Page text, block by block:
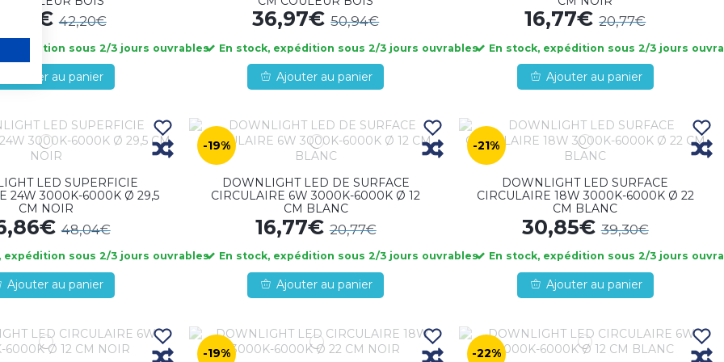
42,20€
expédition sous 2/3 jours ouvrables
Ajouter au panier
36,97€50,94€
En stock, expédition sous 2/3 jours ouvrables
Ajouter au panier
16,77€20,77€
En stock, expédition sous 2/3 jours
Ajouter au panier
LED SUPERFICIE
24W 3000K-6000K Ø 29,5
CM NOIR
48,04€
expédition sous 2/3 jours ouvrables
Ajouter au panier
-19%
DOWNLIGHT LED DE SURFACE
CIRCULAIRE 6W 3000K-6000K Ø 12
CM BLANC
16,77€20,77€
En stock, expédition sous 2/3 jours ouvrables
Ajouter au panier
-21%
DOWNLIGHT LED SURFACE
CIRCULAIRE 18W 3000K-6000K Ø 22
CM BLANC
30,85€39,30€
En stock, expédition sous 2/3 jours
Ajouter au panier
-19% -22%